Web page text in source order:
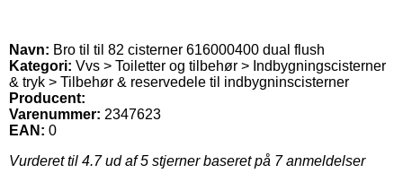
Navn: Bro til til 82 cisterner 616000400 dual flush
Kategori: Vvs > Toiletter og tilbehør > Indbygningscisterner
& tryk > Tilbehør & reservedele til indbygninscisterner
Producent:
Varenummer: 2347623
EAN: 0
Vurderet til 4.7ud af 5 stjerner baseret på 7anmeldelser